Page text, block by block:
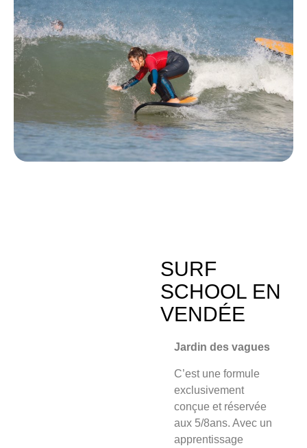
SURF
SCHOOL EN
VENDÉE
Jardin des vagues
C’est une formule
exclusivement
conçue et réservée
aux 5/8ans. Avec un
apprentissage